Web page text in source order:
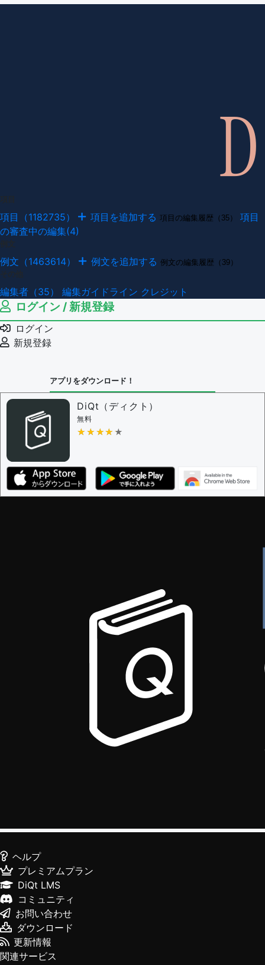
項目（1182735） 項目を追加する 項目の編集履歴（35）
項目
の審査中の編集(4)
例文（1463614） 例文を追加する 例文の編集履歴（39）
編集者（35） 編集ガイドライン クレジット
ログイン / 新規登録
ログイン
新規登録
アプリをダウンロード！
DiQt（ディクト）
無料
★★★★★
★★★★★
ヘルプ
プレミアムプラン
DiQt LMS
コミュニティ
お問い合わせ
ダウンロード
更新情報
関連サービス